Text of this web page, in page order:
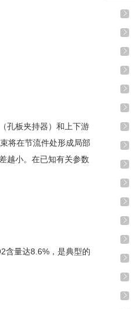
孔板夹持器）和上下游
将在节流件处形成局部
越小。在已知有关参数
含量达8.6%，是典型的